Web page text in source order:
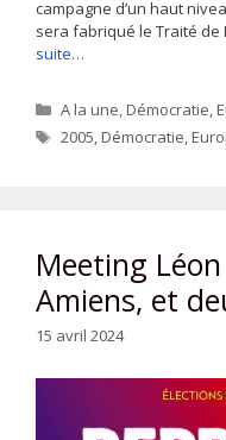
campagne d’un haut
sera fabriqué le Traité de
suite…
Catégories
A la une,Démocratie,
Étiquettes
2005,Démocratie,
Meeting
Amiens, et
15 avril 2024